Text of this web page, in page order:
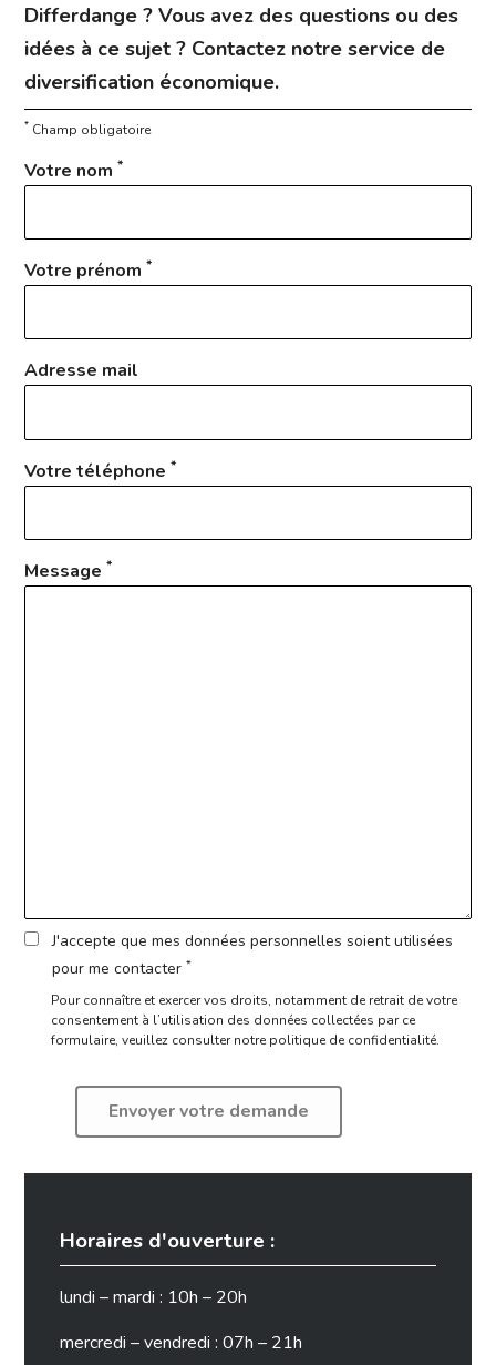
Differdange ? Vous avez des questions ou des
idées à ce sujet ? Contactez notre service de
diversification économique.
* Champ obligatoire
Votre nom*
Votre prénom*
Adresse mail
Votre téléphone*
Message*
J'accepte que mes données personnelles soient utilisées
pour me contacter *
Pour connaître et exercer vos droits, notamment de retrait de votre
consentement à l’utilisation des données collectées par ce
formulaire, veuillez consulter notre politique de confidentialité.
Horaires d'ouverture :
lundi – mardi : 10h – 20h
mercredi – vendredi : 07h – 21h